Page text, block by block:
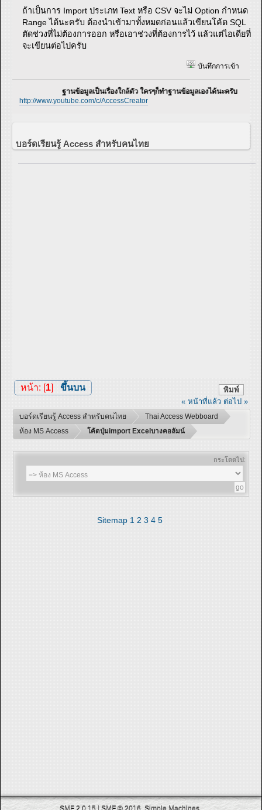
ถ้าเป็นการ Import ประเภท Text หรือ CSV จะไม่ Option กำหนด
Range ได้นะครับ ต้องนำเข้ามาทั้งหมดก่อนแล้วเขียนโค้ด SQL
ตัดช่วงที่ไม่ต้องการออก หรือเอาช่วงที่ต้องการไว้ แล้วแต่ไอเดียที่
จะเขียนต่อไปครับ
บันทึกการเข้า
ฐานข้อมูลเป็นเรื่องใกล้ตัว ใครๆก็ทำฐานข้อมูลเองได้นะครับ
http://www.youtube.com/c/AccessCreator
บอร์ดเรียนรู้ Access สำหรับคนไทย
พิมพ์
หน้า: [1] ขึ้นบน
« หน้าที่แล้ว ต่อไป »
บอร์ดเรียนรู้ Access สำหรับคนไทย
Thai Access Webboard
ห้อง MS Access
โค้ดปุ่มimport Excelบางคอลัมน์
กระโดดไป:
Sitemap 1 2 3 4 5
SMF 2.0.15 SMF © 2016 Simple Machines